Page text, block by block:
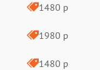
1480 р
1980 р
1480 р